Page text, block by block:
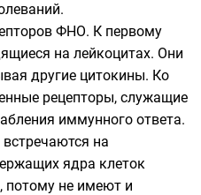
ФНО. К первому
на лейкоцитах. Они
другие цитокины. Ко
рецепторы, служащие
иммунного ответа.
на
ядра клеток
потому не имеют и